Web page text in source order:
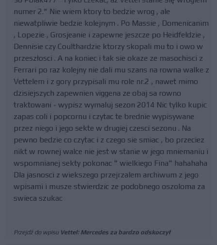
numer 2." Nie wiem ktory to bedzie wrog , ale
niewatpliwie bedzie kolejnym . Po Massie , Domenicanim
, Lopezie , Grosjeanie i zapewne jeszcze po Heidfeldzie ,
Dennisie czy Coulthardzie ktorzy skopali mu to i owo w
przeszłosci . A na koniec i tak sie okaze ze masochisci z
Ferrari po raz kolejny nie dali mu szans na rowna walke z
Vettelem i z gory przypisali mu role nr.2 , nawet mimo
dzisiejszych zapewnien viggena ze obaj sa rowno
traktowani - wypisz wymaluj sezon 2014 Nic tylko kupic
zapas coli i popcornu i czytac te brednie wypisywane
przez niego i jego sekte w drugiej czesci sezonu . Na
pewno bedzie co czytac i z czego sie smiac , bo przeciez
nikt w rownej walce nie jest w stanie w jego mniemaniu i
wspomnianej sekty pokonac " wielkiego Fina" hahahaha
Dla jasnosci z wiekszego przejrzalem archiwum z jego
wpisami i musze stwierdzic ze podobnego oszoloma za
swieca szukac
Przejdź do wpisu Vettel: Mercedes za bardzo odskoczył